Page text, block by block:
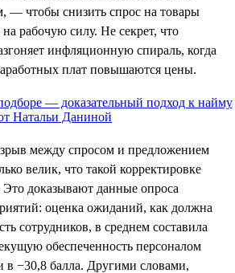
— чтобы снизить спрос на товары
рабочую силу. Не секрет, что
инфляционную спираль, когда
плат повышаются цены.
между спросом и предложением
велик, что такой корректировке
Это доказывают данные опроса
оценка ожиданий, как должна
сотрудников, в среднем составила
обеспеченность персоналом
в −30,8 балла. Другими словами,